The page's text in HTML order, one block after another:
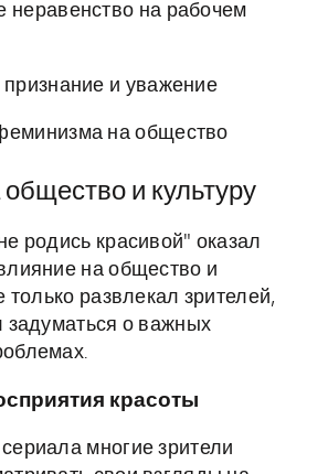
неравенство на рабочем
признание и уважение
на общество
и культуру
родись красивой" оказал
на общество и
только развлекал зрителей,
задуматься о важных
красоты
многие зрители